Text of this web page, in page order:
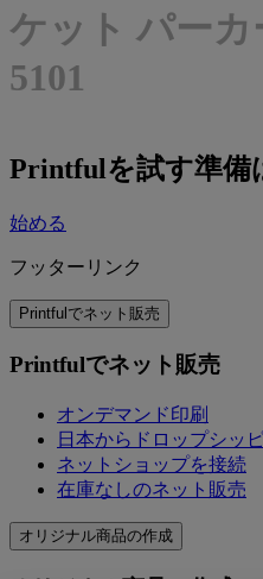
ケット パーカ
5101
Printfulを試す準備
始める
フッターリンク
Printfulでネット販売
Printfulでネット販売
オンデマンド印刷
日本からドロップシッ
ネットショップを接続
在庫なしのネット販売
オリジナル商品の作成